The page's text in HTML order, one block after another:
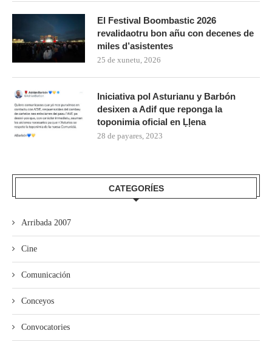
El Festival Boombastic 2026
revalidaotru bon añu con decenes de
miles d’asistentes
25 de xunetu, 2026
Iniciativa pol Asturianu y Barbón
desixen a Adif que reponga la
toponimia oficial en Ḷḷena
28 de payares, 2023
CATEGORÍES
Arribada 2007
Cine
Comunicación
Conceyos
Convocatories